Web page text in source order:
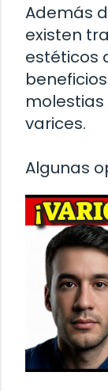
Además
existen
estéticos
varices.
Algunas